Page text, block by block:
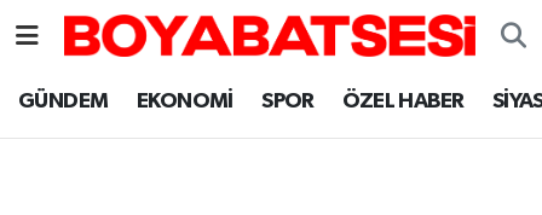
GÜNDEM EKONOMİ SPOR ÖZEL HABER
Sinop Nöbetçi Eczaneler